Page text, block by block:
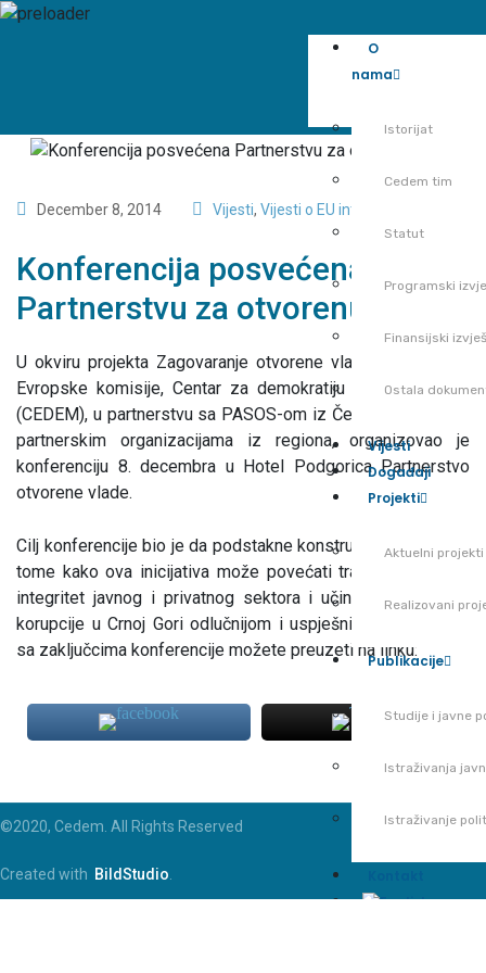
O
nama
Istorijat
Cedem tim
Statut
Programski
Finansijski
Ostala
Vijesti
Događaji
Projekti
Aktuelni projekti
Realizovani
Publikacije
Studije i javne
Istraživanja
Istraživanje
December 8, 2014 Vijesti, Vijesti o EU integracijama
Konferencija posvećena
Partnerstvu za otvorenu vlast
U okviru projekta Zagovaranje otvorene vlade, uz podršku
Evropske komisije, Centar za demokratiju i ljudska prava
(CEDEM), u partnerstvu sa PASOS-om iz Češke Republike i
partnerskim organizacijama iz regiona, organizovao je
konferenciju 8. decembra u Hotel Podgorica Partnerstvo
otvorene vlade.
Cilj konferencije bio je da podstakne konstruktivnu debatu o
tome kako ova inicijativa može povećati transparentnost i
integritet javnog i privatnog sektora i učiniti borbu protiv
korupcije u Crnoj Gori odlučnijom i uspješnijom. Saopćenje
sa zaključcima konferencije možete preuzeti na linku:
©2020, Cedem. All Rights Reserved
Created with BildStudio